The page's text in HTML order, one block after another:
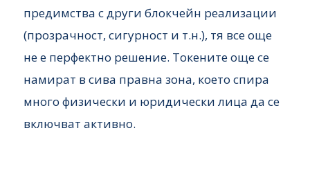
предимства с други блокчейн реализации
(прозрачност, сигурност и т.н.), тя все още
не е перфектно решение. Токените още се
намират в сива правна зона, което спира
много физически и юридически лица да се
включват активно.